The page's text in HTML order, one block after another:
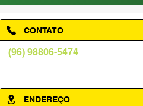
(96) 98806-5474
CONTATO
ENDEREÇO